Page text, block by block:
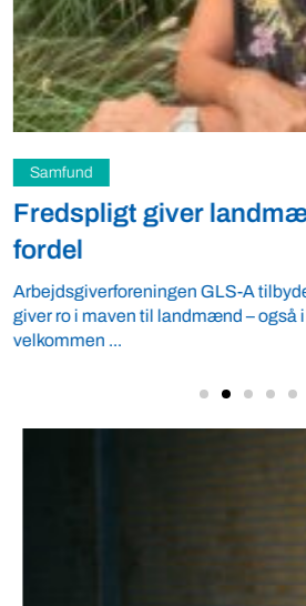
Samfund
Fredspligt giver
fordel
Arbejdsgiverforeningen GLS-A
giver ro i maven til landmænd – også i
velkommen ...